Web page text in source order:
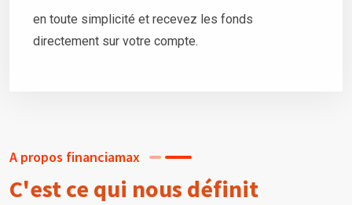
en toute simplicité et recevez les fonds
directement sur votre compte.
A propos financiamax
C'est ce qui nous définit